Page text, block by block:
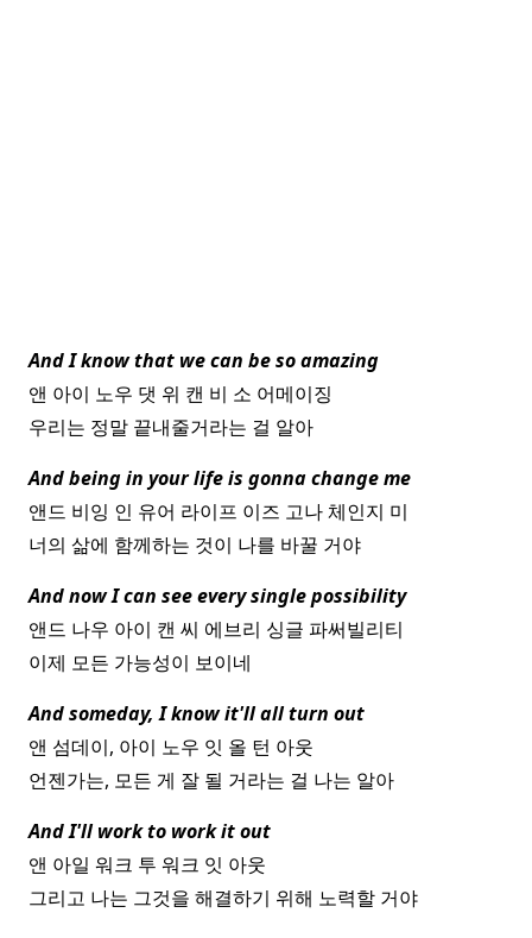
And I know that we can be so amazing
앤 아이 노우 댓 위 캔 비 소 어메이징
우리는 정말 끝내줄거라는 걸 알아
And being in your life is gonna change me
앤드 비잉 인 유어 라이프 이즈 고나 체인지 미
너의 삶에 함께하는 것이 나를 바꿀 거야
And now I can see every single possibility
앤드 나우 아이 캔 씨 에브리 싱글 파써빌리티
이제 모든 가능성이 보이네
And someday, I know it'll all turn out
앤 섬데이, 아이 노우 잇 올 턴 아웃
언젠가는, 모든 게 잘 될 거라는 걸 나는 알아
And I'll work to work it out
앤 아일 워크 투 워크 잇 아웃
그리고 나는 그것을 해결하기 위해 노력할 거야